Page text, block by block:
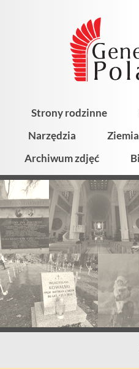
Strony rodzinne
Narzędzia
Archiwum zdjęć